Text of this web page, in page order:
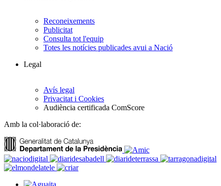
Reconeixements
Publicitat
Consulta tot l'equip
Totes les notícies publicades avui a Nació
Legal
Avís legal
Privacitat i Cookies
Audiència certificada ComScore
Amb la col·laboració de: